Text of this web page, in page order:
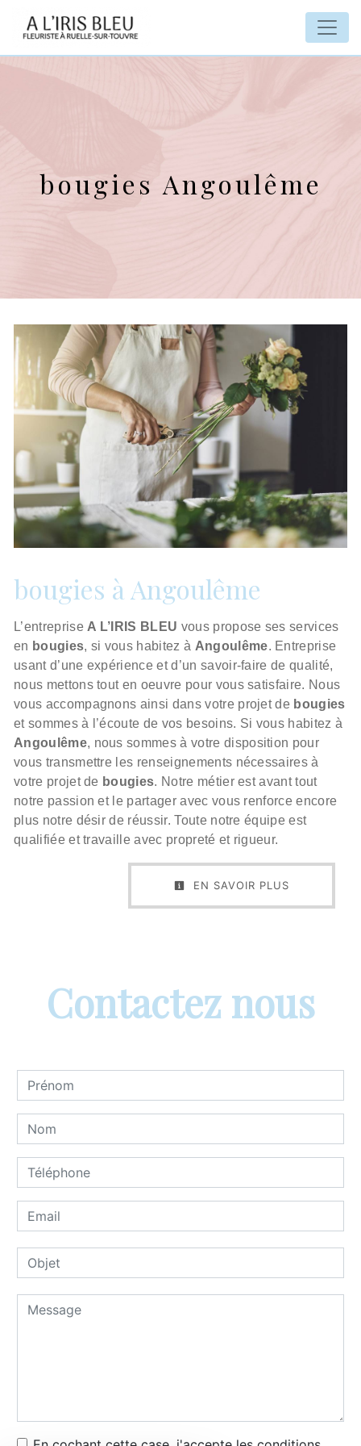
bougies Angoulême
bougies à Angoulême
L’entreprise A L’IRIS BLEU vous propose ses services
en bougies, si vous habitez à Angoulême. Entreprise
usant d’une expérience et d’un savoir-faire de qualité,
nous mettons tout en oeuvre pour vous satisfaire. Nous
vous accompagnons ainsi dans votre projet de bougies
et sommes à l’écoute de vos besoins. Si vous habitez à
Angoulême, nous sommes à votre disposition pour
vous transmettre les renseignements nécessaires à
votre projet de bougies. Notre métier est avant tout
notre passion et le partager avec vous renforce encore
plus notre désir de réussir. Toute notre équipe est
qualifiée et travaille avec propreté et rigueur.
EN SAVOIR PLUS
Contactez nous